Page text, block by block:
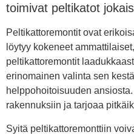
toimivat peltikatot
Peltikattoremontit ovat
löytyy kokeneet
peltikattoremontit
erinomainen valinta sen
helppohoitoisuuden
rakennuksiin ja tarjoaa
Syitä peltikattoremonttiin